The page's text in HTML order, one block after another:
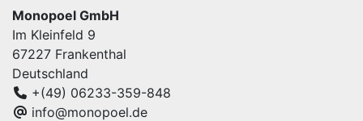
Monopoel GmbH
Im Kleinfeld 9
67227 Frankenthal
Deutschland
+(49) 06233-359-848
info@monopoel.de